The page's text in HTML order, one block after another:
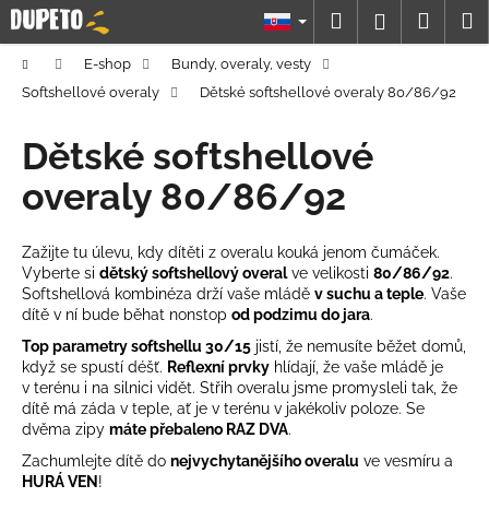
Prejsť
na
obsah
Hľadať
DomovE-shop
Bundy, overaly, vesty
Softshellové overaly
Dětské softshellové overaly 80/86/92
Dětské softshellové
overaly 80/86/92
Zažijte tu úlevu, kdy dítěti z overalu kouká jenom čumáček.
Vyberte si dětský softshellový overalve velikosti 80/86/92.
Softshellová kombinéza drží vaše mládě v suchu a teple. Vaše
dítě v ní bude běhat nonstop od podzimu do jara.
Top parametry softshellu 30/15 jistí, že nemusíte běžet domů,
když se spustí déšť. Reflexní prvky hlídají, že vaše mládě je
v terénu i na silnici vidět. Střih overalu jsme promysleli tak, že
dítě má záda v teple, ať je v terénu v jakékoliv poloze. Se
dvěma zipy máte přebaleno RAZ DVA.
Zachumlejte dítě do nejvychytanějšího overalu ve vesmíru a
HURÁVEN!
K
o
o
p
o
r
e
b
u
j
e
t
e
n